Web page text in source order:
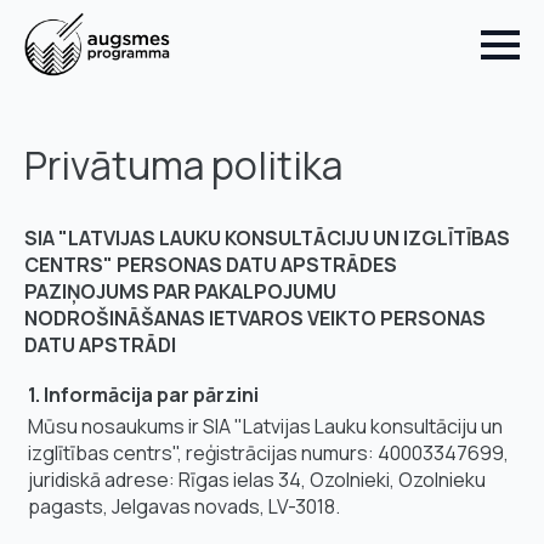
Privātuma politika
SIA "LATVIJAS LAUKU KONSULTĀCIJU UN IZGLĪTĪBAS
CENTRS" PERSONAS DATU APSTRĀDES
PAZIŅOJUMS PAR PAKALPOJUMU
NODROŠINĀŠANAS IETVAROS VEIKTO PERSONAS
DATU APSTRĀDI
1. Informācija par pārzini
Mūsu nosaukums ir SIA "Latvijas Lauku konsultāciju un
izglītības centrs", reģistrācijas numurs: 40003347699,
juridiskā adrese: Rīgas ielas 34, Ozolnieki, Ozolnieku
pagasts, Jelgavas novads, LV-3018.